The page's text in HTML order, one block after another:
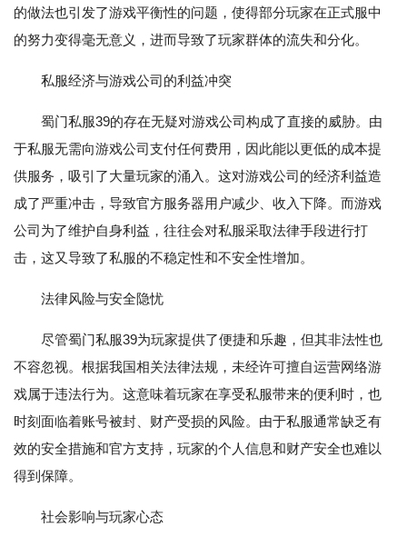
的做法也引发了游戏平衡性的问题，使得部分玩家在正式服中
的努力变得毫无意义，进而导致了玩家群体的流失和分化。
私服经济与游戏公司的利益冲突
蜀门私服39的存在无疑对游戏公司构成了直接的威胁。由
于私服无需向游戏公司支付任何费用，因此能以更低的成本提
供服务，吸引了大量玩家的涌入。这对游戏公司的经济利益造
成了严重冲击，导致官方服务器用户减少、收入下降。而游戏
公司为了维护自身利益，往往会对私服采取法律手段进行打
击，这又导致了私服的不稳定性和不安全性增加。
法律风险与安全隐忧
尽管蜀门私服39为玩家提供了便捷和乐趣，但其非法性也
不容忽视。根据我国相关法律法规，未经许可擅自运营网络游
戏属于违法行为。这意味着玩家在享受私服带来的便利时，也
时刻面临着账号被封、财产受损的风险。由于私服通常缺乏有
效的安全措施和官方支持，玩家的个人信息和财产安全也难以
得到保障。
社会影响与玩家心态